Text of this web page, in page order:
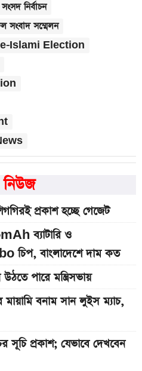
নির্বাচন
সংবাদ সম্মেলন
Islami Election
নিউজ
প্রকাশ হচ্ছে গেজেট
ব্যাটারি ও
বাংলাদেশে দাম কত
পারে মন্ত্রিসভায়
মায়ামি বনাম সান লুইস ম্যাচ,
সূচি প্রকাশ; যেভাবে দেখবেন